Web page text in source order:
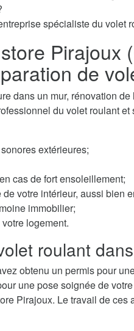
spécialiste du volet
Pirajoux
de
dans un mur, rénovation
du volet roulant
extérieures;
cas de fort ensoleillement;
votre intérieur, aussi bien
immobilier;
logement.
roulant
obtenu un permis pour
une pose soignée de
Pirajoux. Le travail de ces